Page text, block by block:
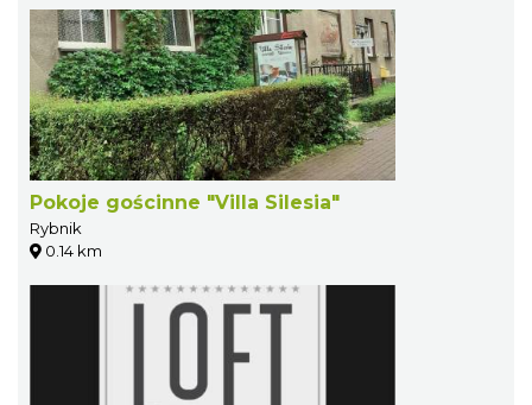
Pokoje gościnne "Villa Silesia"
Rybnik
0.14 km